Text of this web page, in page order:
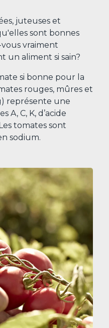
juteuses et
sont bonnes
vous vraiment
un aliment si sain?
si bonne pour la
rouges, mûres et
représente une
A, C, K, d’acide
tomates sont
sodium.